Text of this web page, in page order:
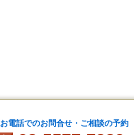
お電話でのお問合せ・ご相談の予約